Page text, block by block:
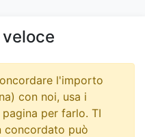
l'importo
con noi, usa i
per farlo. TI
concordato può